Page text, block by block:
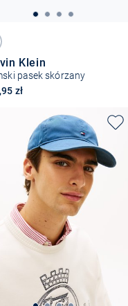
Klein
pasek skórzany
zł